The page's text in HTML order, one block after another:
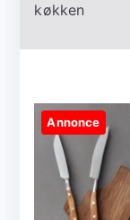
køkken
Annonce